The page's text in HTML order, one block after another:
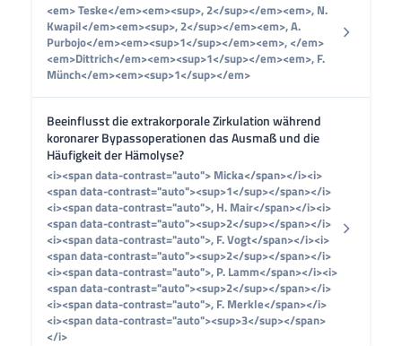
<em> Teske</em><em><sup>, 2</sup></em><em>, N.
Kwapil</em><em><sup>, 2</sup></em><em>, A.
Purbojo</em><em><sup>1</sup></em><em>, </em>
<em>Dittrich</em><em><sup>1</sup></em><em>, F.
Münch</em><em><sup>1</sup></em>
Beeinflusst die extrakorporale Zirkulation während
koronarer Bypassoperationen das Ausmaß und die
Häufigkeit der Hämolyse?
<i><span data-contrast="auto"> Micka</span></i><i>
<span data-contrast="auto"><sup>1</sup></span></i>
<i><span data-contrast="auto">, H. Mair</span></i><i>
<span data-contrast="auto"><sup>2</sup></span></i>
<i><span data-contrast="auto">, F. Vogt</span></i><i>
<span data-contrast="auto"><sup>2</sup></span></i>
<i><span data-contrast="auto">, P. Lamm</span></i><i>
<span data-contrast="auto"><sup>2</sup></span></i>
<i><span data-contrast="auto">, F. Merkle</span></i>
<i><span data-contrast="auto"><sup>3</sup></span>
</i>